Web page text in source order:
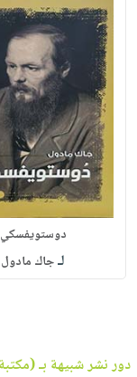
دوستويفسكي
لـجاك مادول
دور نشر شبيهة بـ